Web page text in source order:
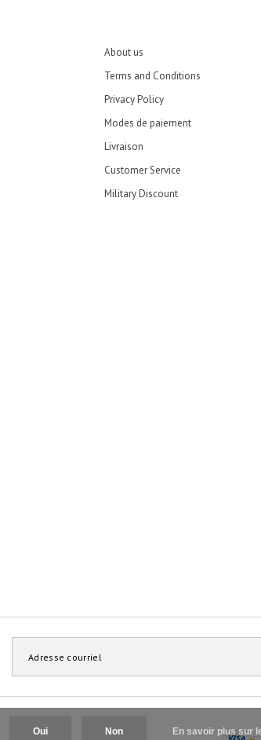
About us
Terms and Conditions
Privacy Policy
Modes de paiement
Livraison
Customer Service
Military Discount
Oui Non En savoir plus sur